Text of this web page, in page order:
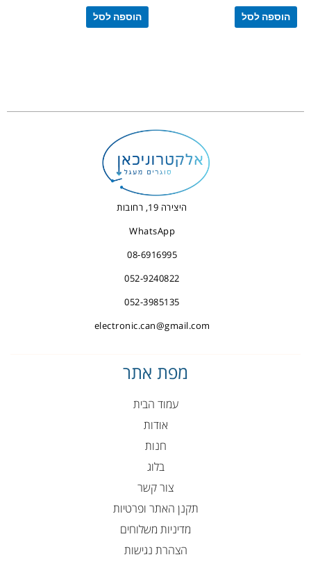
הוספה לסל הוספה לסל
היצירה 19, רחובות
WhatsApp
08-6916995
052-9240822
052-3985135
electronic.can@gmail.com
מפת אתר
עמוד הבית
אודות
חנות
בלוג
צור קשר
תקנן האתר ופרטיות
מדיניות משלוחים
הצהרת נגישות